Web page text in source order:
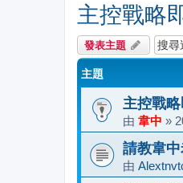
主控戰略
發表主題
主題
主控戰
由 韋中 »
請教韋
由